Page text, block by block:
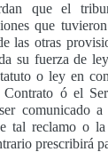
que el
que
las otras
su fuerza de
o ley en
Contrato ó el
comunicado
tal reclamo o
prescribirá